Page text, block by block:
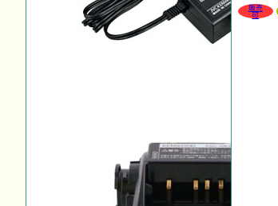
販売
可